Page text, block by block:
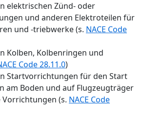
elektrischen Zünd- oder
und anderen Elektroteilen für
und -triebwerke (s. NACE Code
Kolben, Kolbenringen und
Code 28.11.0)
Startvorrichtungen für den Start
am Boden und auf Flugzeugträger
(s. NACE Code